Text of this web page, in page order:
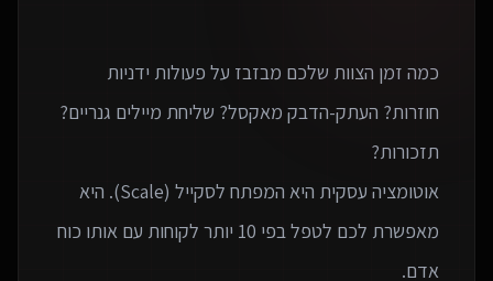
כמה זמן הצוות שלכם מבזבז על פעולות ידניות
חוזרות? העתק-הדבק מאקסל? שליחת מיילים גנריים?
אוטומציה עסקית היא המפתח לסקייל (Scale). היא
מאפשרת לכם לטפל בפי 10 יותר לקוחות עם אותו כוח